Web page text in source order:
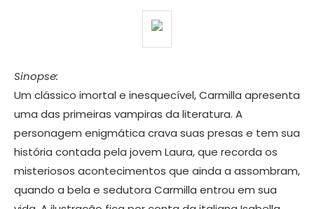
Sinopse:
Um clássico imortal e inesquecível, Carmilla apresenta
uma das primeiras vampiras da literatura. A
personagem enigmática crava suas presas e tem sua
história contada pela jovem Laura, que recorda os
misteriosos acontecimentos que ainda a assombram,
quando a bela e sedutora Carmilla entrou em sua